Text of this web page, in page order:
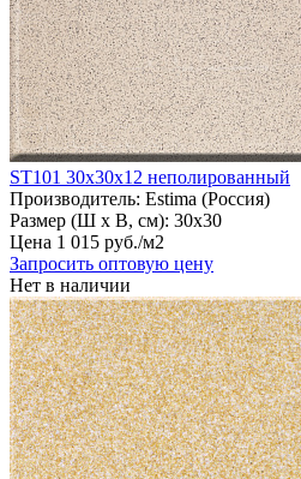
ST101 30х30х12 неполированный
Производитель: Estima (Россия)
Размер (Ш х В, см): 30х30
Цена 1 015 руб./м2
Запросить оптовую цену
Нет в наличии